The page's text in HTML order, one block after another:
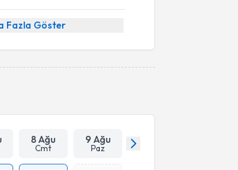
Fazla Göster
8 Ağu
Cmt
9 Ağu
Paz